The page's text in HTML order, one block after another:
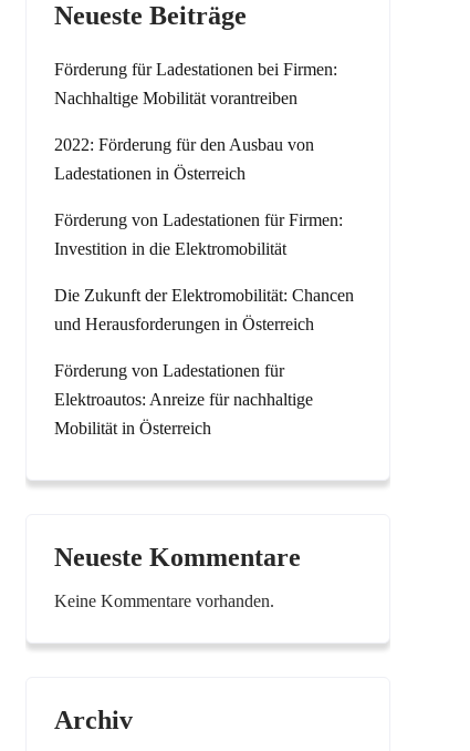
Neueste Beiträge
Förderung für Ladestationen bei Firmen:
Nachhaltige Mobilität vorantreiben
2022: Förderung für den Ausbau von
Ladestationen in Österreich
Förderung von Ladestationen für Firmen:
Investition in die Elektromobilität
Die Zukunft der Elektromobilität: Chancen
und Herausforderungen in Österreich
Förderung von Ladestationen für
Elektroautos: Anreize für nachhaltige
Mobilität in Österreich
Neueste Kommentare
Keine Kommentare vorhanden.
Archiv